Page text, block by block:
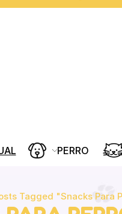
PERRO
Tagged "snacks Para